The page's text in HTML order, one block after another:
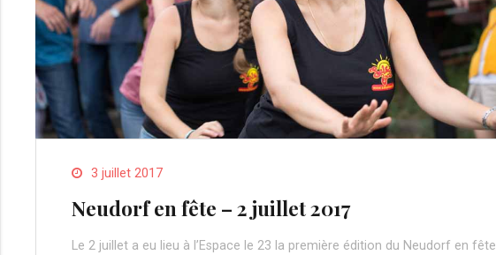
3 juillet 2017
Neudorf en fête – 2 juillet 2017
Le 2 juillet a eu lieu à l’Espace le 23 la première édition du Neudorf en fête